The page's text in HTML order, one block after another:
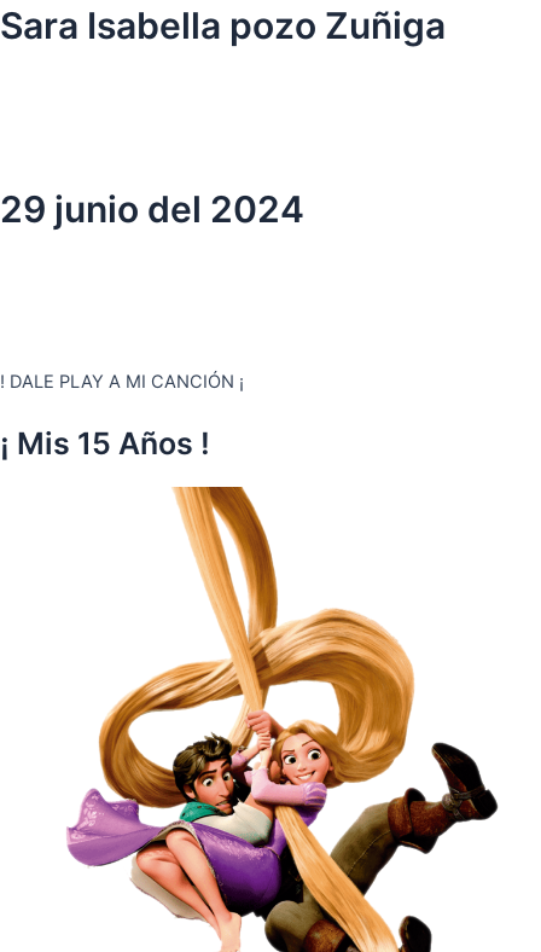
Ir
al
Sara Isabella pozo Zuñiga
29 junio del 2024
! DALE PLAY A MI CANCIÓN ¡
¡ Mis 15 Años !